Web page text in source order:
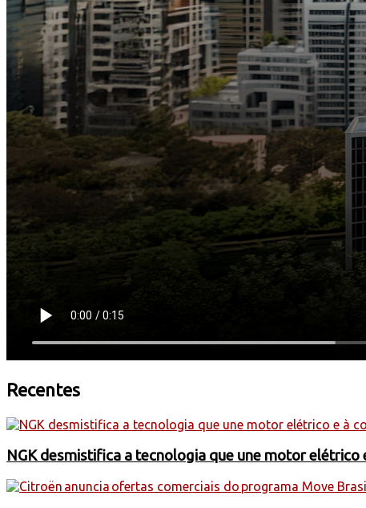
Recentes
NGK desmistifica a tecnologia que une motor